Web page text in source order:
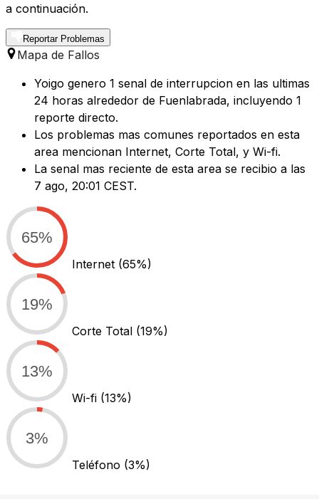
a continuación.
Reportar Problemas
Mapa de Fallos
Yoigo genero 1 senal de interrupcion en las ultimas
24 horas alrededor de Fuenlabrada, incluyendo 1
reporte directo.
Los problemas mas comunes reportados en esta
area mencionan Internet, Corte Total, y Wi-fi.
La senal mas reciente de esta area se recibio a las
7 ago, 20:01 CEST.
65%
Internet (65%)
19%
Corte Total (19%)
13%
Wi-fi (13%)
3%
Teléfono (3%)